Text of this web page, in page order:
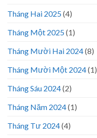
Tháng Hai 2025(4)
Tháng Một 2025(1)
Tháng Mười Hai 2024(8)
Tháng Mười Một 2024(1)
Tháng Sáu 2024(2)
Tháng Năm 2024(1)
Tháng Tư 2024(4)